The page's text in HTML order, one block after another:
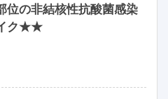
位の非結核性抗酸菌感染
ク★★